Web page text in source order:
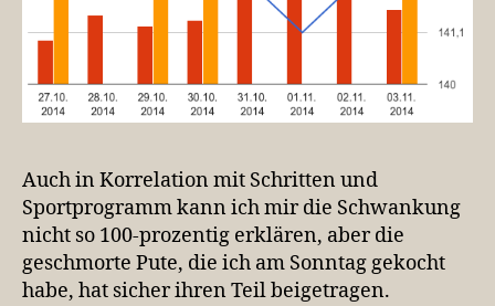
Auch in Korrelation mit Schritten und
Sportprogramm kann ich mir die Schwankung
nicht so 100-prozentig erklären, aber die
geschmorte Pute, die ich am Sonntag gekocht
habe, hat sicher ihren Teil beigetragen.